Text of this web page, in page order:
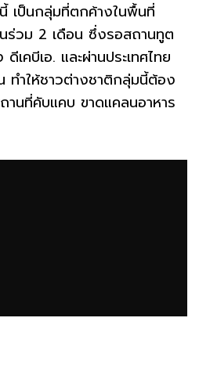
เป็นกลุ่มที่ตกค้างในพื้นที่
นร่วม 2 เดือน ซึ่งรอสถานทูต
เคบีเอ. และผ่านประเทศไทย
ทำให้ชาวต่างชาติกลุ่มนี้ต้อง
านที่คับแคบ ขาดแคลนอาหาร